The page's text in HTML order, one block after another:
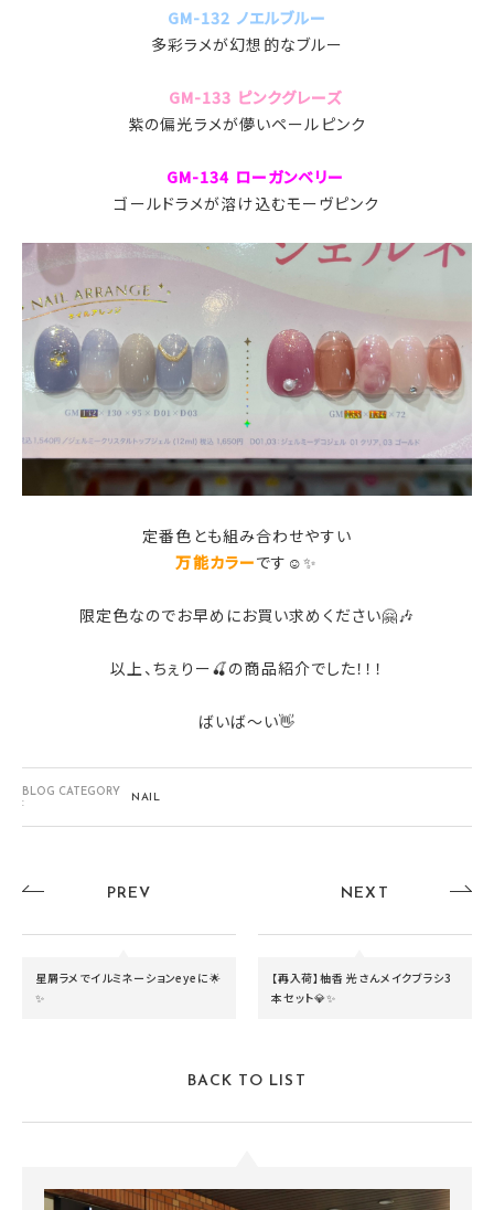
GM-132 ノエルブルー
多彩ラメが幻想的なブルー
GM-133 ピンクグレーズ
紫の偏光ラメが儚いペールピンク
GM-134 ローガンベリー
ゴールドラメが溶け込むモーヴピンク
定番色とも組み合わせやすい
万能カラーです☺✨
限定色なのでお早めにお買い求めください🤗🎶
以上、ちぇりー🍒の商品紹介でした！！！
ばいば～い👋
BLOG CATEGORY
:
NAIL
PREV
星屑ラメでイルミネーションeyeに🌟
✨
NEXT
【再入荷】柚香 光さんメイクブラシ3
本セット💎✨
BACK TO LIST